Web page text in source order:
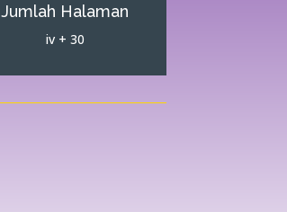
Jumlah Halaman
iv + 30